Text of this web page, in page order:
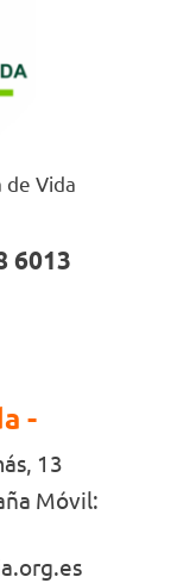
de Vida
6013
-
13
Móvil: